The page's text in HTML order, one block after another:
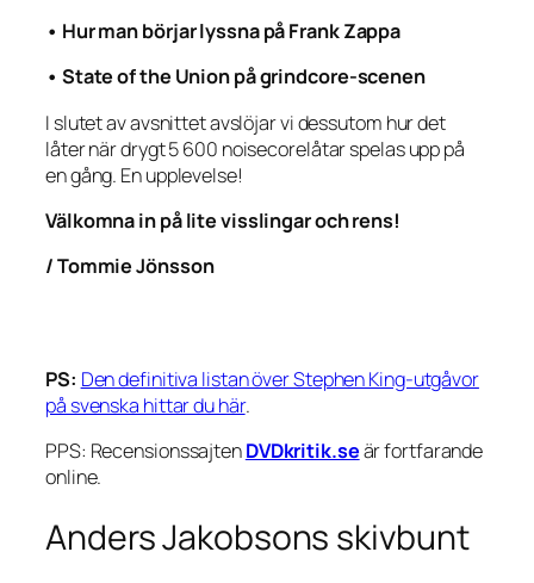
• Hur man börjar lyssna på Frank Zappa
• State of the Union på grindcore-scenen
I slutet av avsnittet avslöjar vi dessutom hur det
låter när drygt 5 600 noisecorelåtar spelas upp på
en gång. En upplevelse!
Välkomna in på lite visslingar och rens!
/ Tommie Jönsson
PS: Den definitiva listan över Stephen King-utgåvor
på svenska hittar du här.
PPS: RecensionssajtenDVDkritik.seär fortfarande
online.
Anders Jakobsons skivbunt